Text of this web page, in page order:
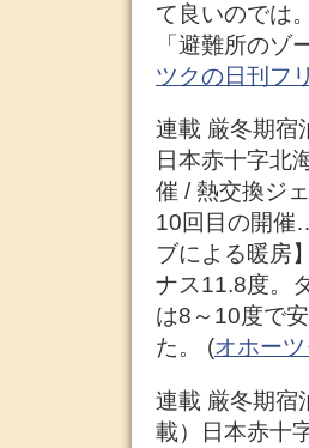
て良いのでは
「避難所のゾ
ツクの日刊フ
連載 厳冬期宿
日本赤十字北
催 / 熱交換ジ
10回目の開催
ブによる暖房
ナス11.8度。
は8～10度で
た。 (オホー
連載 厳冬期宿
載）日本赤十